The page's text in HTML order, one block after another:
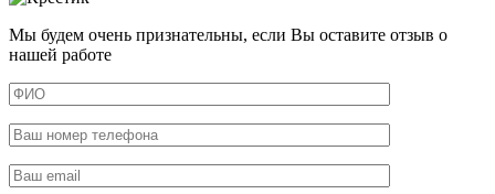
Мы будем очень признательны, если Вы оставите отзыв о
нашей работе